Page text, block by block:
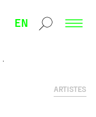
EN
ARTISTES